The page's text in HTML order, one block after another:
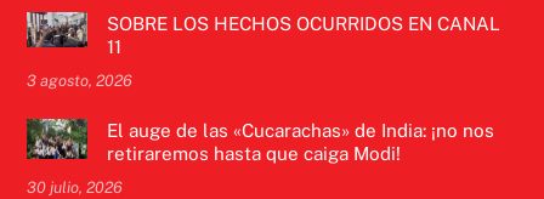
SOBRE LOS HECHOS OCURRIDOS EN CANAL
11
3 agosto, 2026
El auge de las «Cucarachas» de India: ¡no nos
retiraremos hasta que caiga Modi!
30 julio, 2026